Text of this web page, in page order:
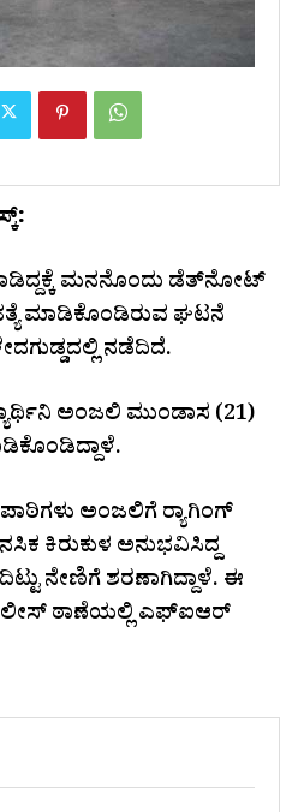
ಮನನೊಂದು ಡೆತ್‌ನೋಟ್
ಮಾಡಿಕೊಂಡಿರುವ ಘಟನೆ
ನಡೆದಿದೆ.
ಅಂಜಲಿ ಮುಂಡಾಸ (21)
ಅಂಜಲಿಗೆ ರ‍್ಯಾಗಿಂಗ್
ಕಿರುಕುಳ ಅನುಭವಿಸಿದ್ದ
ನೇಣಿಗೆ ಶರಣಾಗಿದ್ದಾಳೆ. ಈ
ಠಾಣೆಯಲ್ಲಿ ಎಫ್‌ಐಆರ್